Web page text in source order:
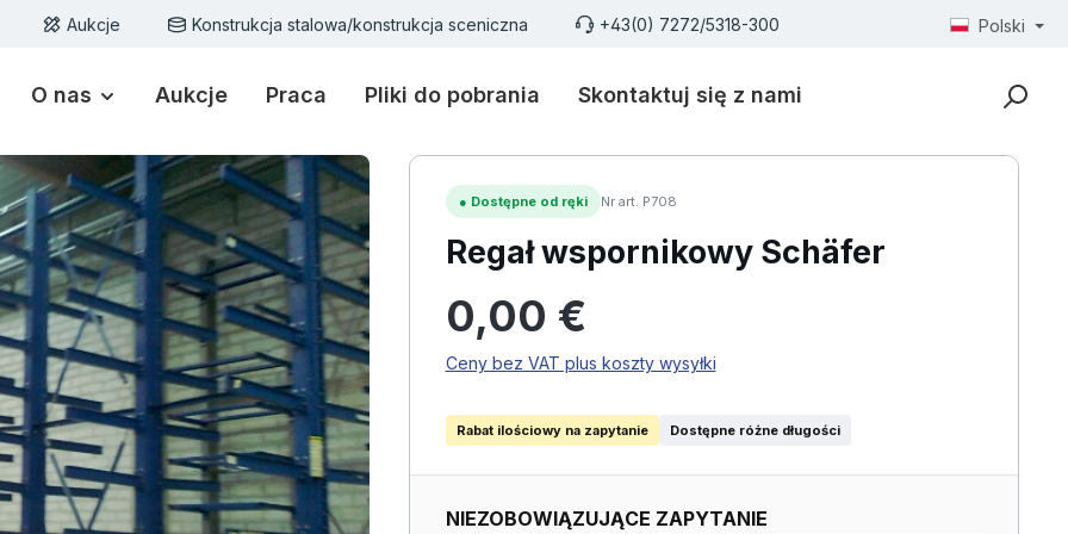
Aukcje Konstrukcja stalowa/konstrukcja sceniczna +43(0) 7272/5318-300 Polski
O nas Aukcje Praca Pliki do pobrania Skontaktuj się z nami
● Dostępne od ręki Nr art. P708
Regał wspornikowy Schäfer
Cena regularna:
0,00 €
Ceny bez VAT plus koszty wysyłki
Rabat ilościowy na zapytanie Dostępne różne długości
NIEZOBOWIĄZUJĄCE ZAPYTANIE